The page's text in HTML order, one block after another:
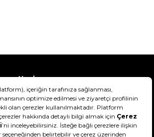
Yardım
Teslimat Bilgisi
Şartlar & Koşullar
Hakkımızda